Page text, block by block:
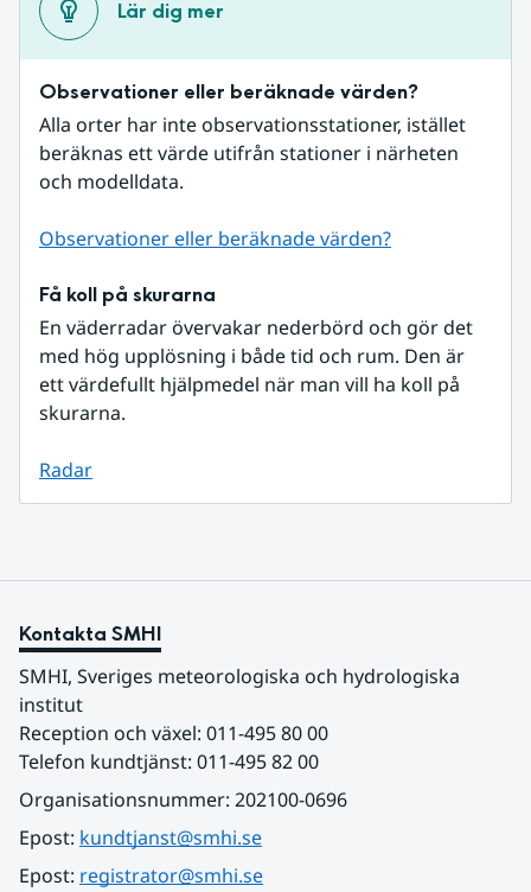
Lär dig mer
Observationer eller beräknade värden?
Alla orter har inte observationsstationer, istället
beräknas ett värde utifrån stationer i närheten
och modelldata.
Observationer eller beräknade värden?
Få koll på skurarna
En väderradar övervakar nederbörd och gör det
med hög upplösning i både tid och rum. Den är
ett värdefullt hjälpmedel när man vill ha koll på
skurarna.
Radar
Kontakta SMHI
SMHI, Sveriges meteorologiska och hydrologiska
institut
Reception och växel: 011-495 80 00
Telefon kundtjänst: 011-495 82 00
Organisationsnummer: 202100-0696
Epost: kundtjanst@smhi.se
Epost: registrator@smhi.se